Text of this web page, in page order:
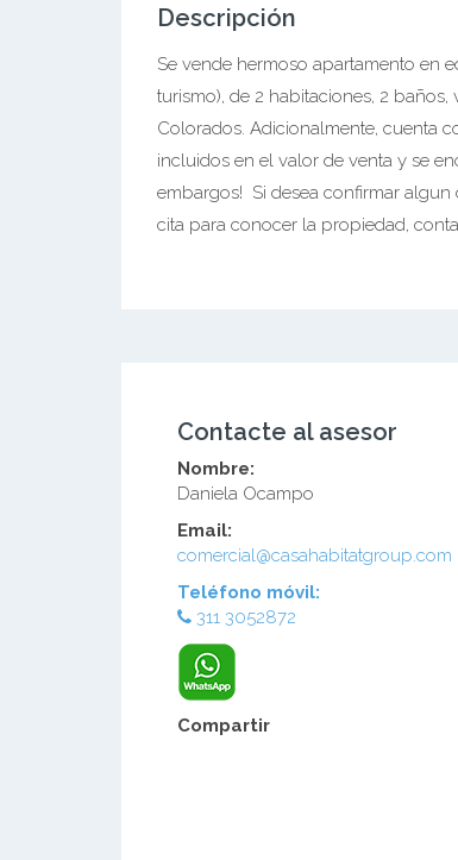
Descripción
Se vende hermoso apartamento en
turismo), de 2 habitaciones, 2
Colorados. Adicionalmente, cuenta
incluidos en el valor de venta y se
embargos! Si desea confirmar
cita para conocer la propiedad,
Contacte al asesor
Nombre:
Daniela Ocampo
Email:
comercial@casahabitatgroup.com
Teléfono móvil:
311 3052872
Compartir